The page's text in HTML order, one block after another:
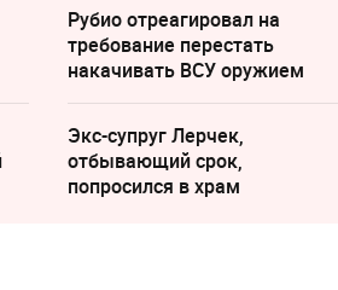
Рубио отреагировал на
требование перестать
накачивать ВСУ оружием
Экс-супруг Лерчек,
отбывающий срок,
попросился в храм